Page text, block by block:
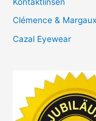
Clémence &
Cazal Eyewear